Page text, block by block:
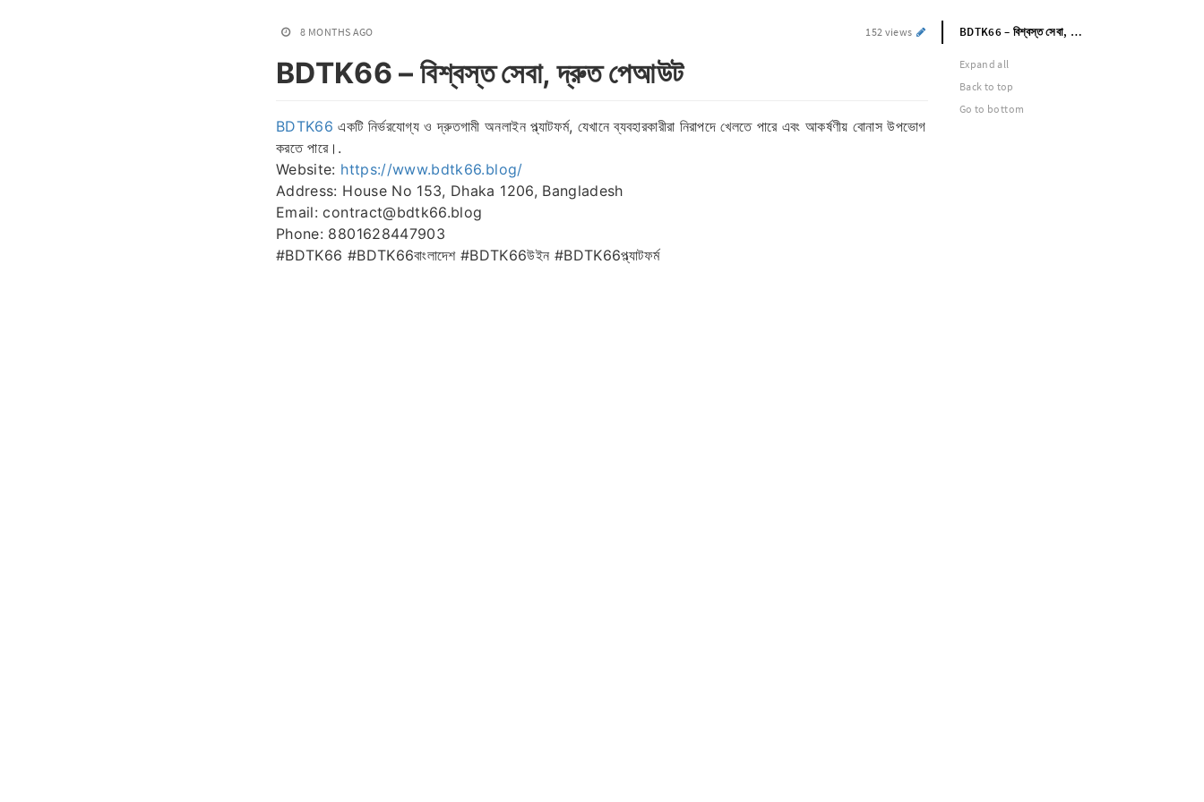
8 MONTHS AGO 152 views
BDTK66 – বিশ্বস্ত সেবা, দ্রুত পেআউট
BDTK66 একটি নির্ভরযোগ্য ও দ্রুতগামী অনলাইন প্ল্যাটফর্ম, যেখানে ব্যবহারকারীরা নিরাপদে খেলতে পারে এবং আকর্ষণীয় বোনাস উপভোগ
করতে পারে।.
Website: https://www.bdtk66.blog/
Address: House No 153, Dhaka 1206, Bangladesh
Email: contract@bdtk66.blog
Phone: 8801628447903
#BDTK66 #BDTK66বাংলাদেশ #BDTK66উইন #BDTK66প্ল্যাটফর্ম
BDTK66 – বিশ্বস্ত সেবা, দ্রুত পেআউট
Expand all
Back to top
Go to bottom